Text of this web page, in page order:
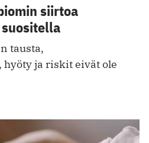
siirtoa
tausta,
ja riskit eivät ole